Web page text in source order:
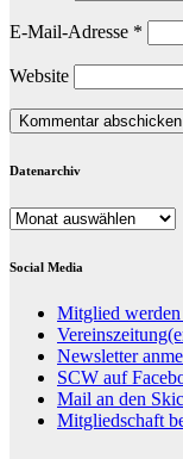
E-Mail-Adresse *
Website
Datenarchiv
Datenarchiv
Social Media
Mitglied werden
Newsletter
SCW auf
Mail an den
Mitgliedschaft